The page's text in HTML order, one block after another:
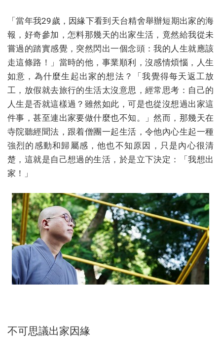
「當年我29歲，因緣下看到天台精舍舉辦短期出家的海
報，好奇參加，怎料那幾天的出家生活，竟然給我從未
嘗過的踏實感覺，突然閃出一個念頭：我的人生就應該
走這條路！」當時的他，事業順利，沒感情煩惱，人生
如意，為什麼生起出家的想法？「我覺得每天返工放
工，放假就去旅行的生活太沒意思，經常思考：自己的
人生是否就這樣過？雖然如此，可是也從沒想過出家這
件事，甚至連出家要做什麼也不知。」然而，那幾天在
寺院聽經聞法，跟着僧團一起生活，令他內心生起一種
強烈的感動和歸屬感，他也不知原因，只是內心很清
楚，這就是自己想過的生活，於是立下決定：「我想出
家！」
不可思議出家因緣